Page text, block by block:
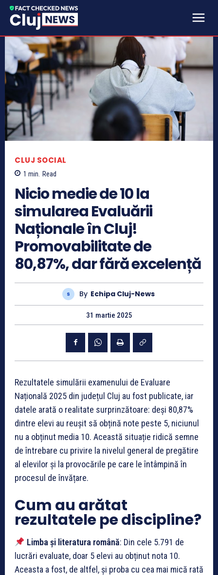
CLUJ SOCIAL
1 min. Read
Nicio medie de 10 la
simularea Evaluării
Naționale în Cluj!
Promovabilitate de
80,87%, dar fără excelență
By Echipa Cluj-News
31 martie 2025
Rezultatele simulării examenului de Evaluare
Națională 2025 din județul Cluj au fost publicate, iar
datele arată o realitate surprinzătoare: deși 80,87%
dintre elevi au reușit să obțină note peste 5, niciunul
nu a obținut media 10. Această situație ridică semne
de întrebare cu privire la nivelul general de pregătire
al elevilor și la provocările pe care le întâmpină în
procesul de învățare.
Cum au arătat
rezultatele pe discipline?
Limba și literatura română: Din cele 5.791 de
lucrări evaluate, doar 5 elevi au obținut nota 10.
Aceasta a fost, de altfel, și proba cu cea mai mică rată